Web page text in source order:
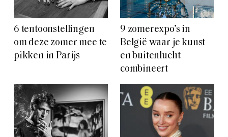
6 tentoonstellingen
om deze zomer mee te
pikken in Parijs
9 zomerexpo’s in
België waar je kunst
en buitenlucht
combineert